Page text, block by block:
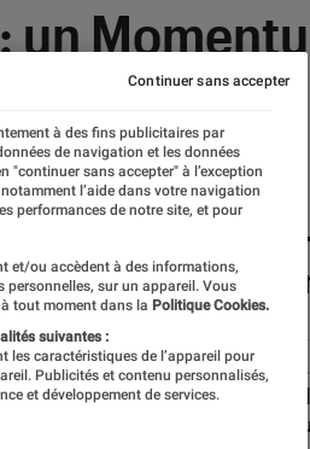
un
Les plus
Les
2026
Séries
à des fins publicitaires par
de navigation et les données
"continuer sans accepter" à l’exception
l’aide dans votre navigation
performances de notre site, et pour
et/ou accèdent à des informations,
personnelles, sur un appareil. Vous
tout moment dans la Politique Cookies.
suivantes :
les caractéristiques de l’appareil pour
Publicités et contenu personnalisés,
et développement de services.
Continuer sans accepter